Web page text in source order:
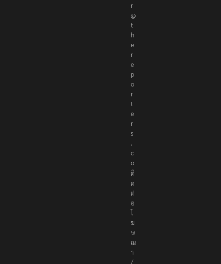
r
@
t
h
e
r
e
p
o
r
t
e
r
s
.
c
o
ติ
ด
ต่
อ
โ
ฆ
ษ
ณ
า
/